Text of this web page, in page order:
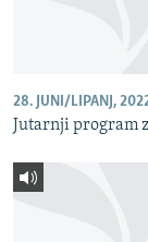
28. JUNI/LIPANJ,
Jutarnji program